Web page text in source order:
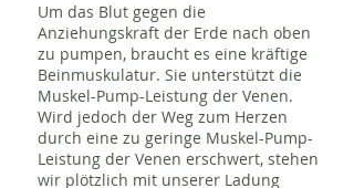
Um das Blut gegen die
Anziehungskraft der Erde nach oben
zu pumpen, braucht es eine kräftige
Beinmuskulatur. Sie unterstützt die
Muskel-Pump-Leistung der Venen.
Wird jedoch der Weg zum Herzen
durch eine zu geringe Muskel-Pump-
Leistung der Venen erschwert, stehen
wir plötzlich mit unserer Ladung